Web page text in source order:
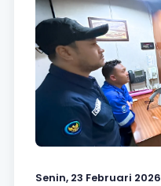
Senin, 23 Februari 2026